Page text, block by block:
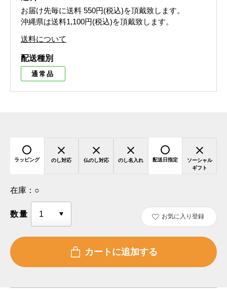
お届け先毎に送料 550円(税込)を頂戴致します。
沖縄県は送料1,100円(税込)を頂戴致します。
送料について
配送種別
通常品
ラッピング のし対応 仏のし対応 のし名入れ 配送日指定
ソーシャル
ギフト
在庫： ○
数量 お気に入り登録